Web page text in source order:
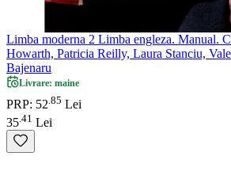
Limba moderna 2 Limba engleza. Manual.
Howarth, Patricia Reilly, Laura Stanciu,
Bajenaru
Livrare: maine
PRP: 52 85 Lei
35 41 Lei